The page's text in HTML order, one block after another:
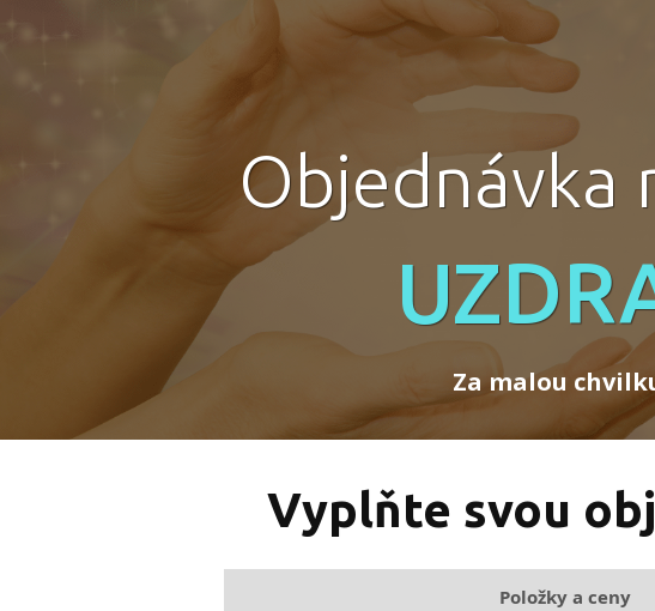
Objednávka
Za malou
Vyplňte svou
Položky a ceny